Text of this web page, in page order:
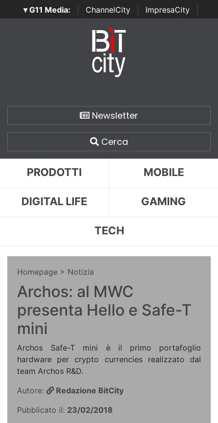
▾ G11 Media: ChannelCity ImpresaCity
SecurityOpenLab | Italian Channel Awards | Italian
Italian Security Awards
Newsletter
Cerca
PRODOTTI MOBILE
DIGITAL LIFE GAMING
TECH
Homepage > Notizia
Archos: al MWC
presenta Hello e Safe-T
mini
Archos Safe-T mini è il primo portafoglio
hardware per crypto currencies realizzato dal
team Archos R&D.
Autore:
Redazione BitCity
Pubblicato il: 23/02/2018